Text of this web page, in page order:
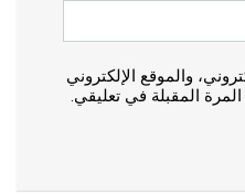
والموقع الإلكتروني
المقبلة في تعليقي.